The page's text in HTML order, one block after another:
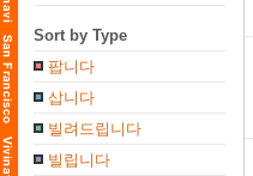
Sort by Type
팝니다
삽니다
빌려드립니다
빌립니다